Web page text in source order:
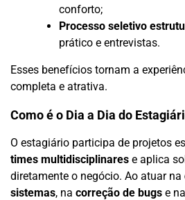
conforto;
Processo seletivo
prático e entrevistas.
Esses benefícios tornam a
completa e atrativa.
Como é o Dia a Dia do
O estagiário participa de projetos
times multidisciplinares e aplica
diretamente o negócio. Ao atuar na
sistemas, na correção de bugs e